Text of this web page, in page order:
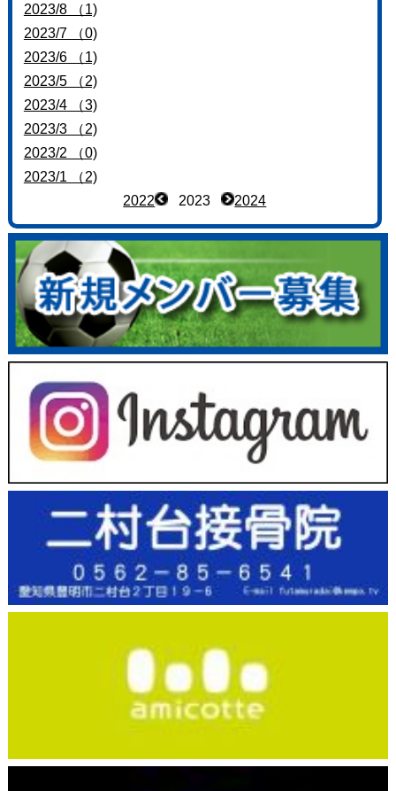
2023/8 （1)
2023/7 （0)
2023/6 （1)
2023/5 （2)
2023/4 （3)
2023/3 （2)
2023/2 （0)
2023/1 （2)
2022
2023 2024